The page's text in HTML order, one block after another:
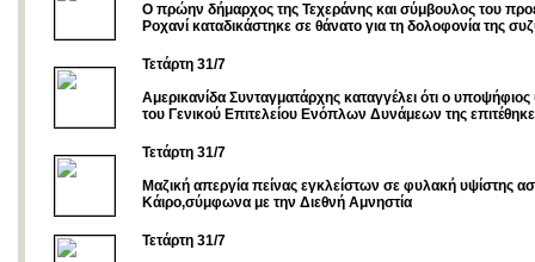
Ο πρώην δήμαρχος της Τεχεράνης και σύμβουλος του
Ροχανί καταδικάστηκε σε θάνατο για τη δολοφονία της
Τετάρτη 31/7
Αμερικανίδα Συνταγματάρχης καταγγέλει ότι ο
του Γενικού Επιτελείου Ενόπλων Δυνάμεων της
Τετάρτη 31/7
Μαζική απεργία πείνας εγκλείστων σε φυλακή υψίστης
Κάιρο,σύμφωνα με την Διεθνή Αμνηστία
Τετάρτη 31/7